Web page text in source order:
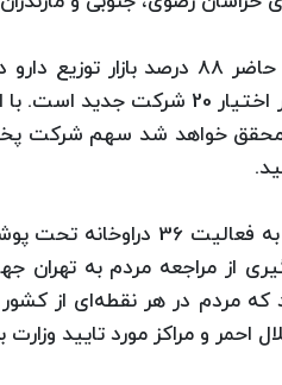
دكتر امجدی با اشاره
از مراجعه مردم به
مردم در هر نقطه‌ای از كشور
احمر و مراكز مورد تایید